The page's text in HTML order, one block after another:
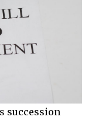
succession